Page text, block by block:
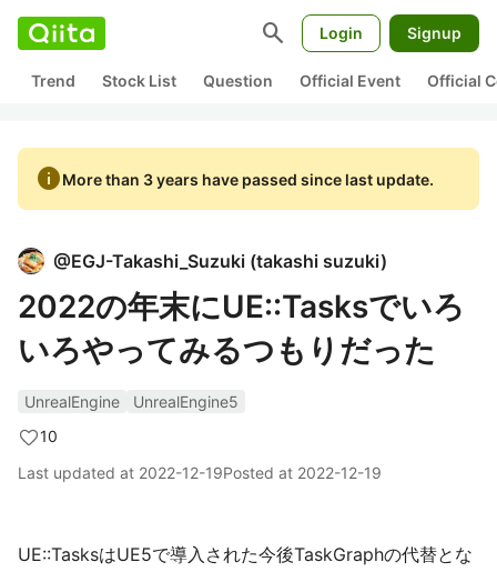
search Login Signup
Trend Stock List Question Official Event Official
infoMore than 3 years have passed since last update.
@EGJ-Takashi_Suzuki (takashi suzuki)
2022の年末にUE::Tasksでいろ
いろやってみるつもりだった
UnrealEngine
UnrealEngine5
10
Last updated at 2022-12-19Posted at 2022-12-19
UE::TasksはUE5で導入された今後TaskGraphの代替とな